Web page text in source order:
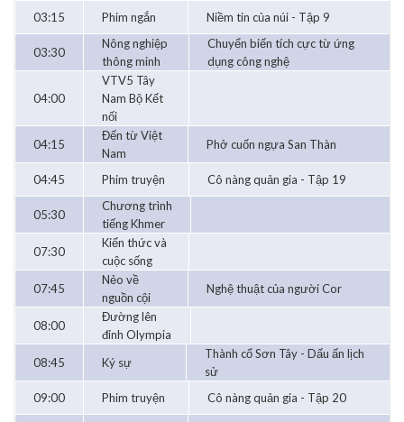
03:15
Phim ngắn Niềm tin của núi - Tập 9
03:30
Nông nghiệp
thông minh
Chuyển biến tích cực từ ứng
dụng công nghệ
04:00
VTV5 Tây
Nam Bộ Kết
nối
04:15
Đến từ Việt
Nam
Phở cuốn ngựa San Thàn
04:45 Phim truyện Cô nàng quản gia - Tập 19
05:30
Chương trình
tiếng Khmer
07:30
Kiến thức và
cuộc sống
07:45
Nẻo về
nguồn cội
Nghệ thuật của người Cor
08:00
Đường lên
đỉnh Olympia
08:45
Ký sự
Thành cổ Sơn Tây - Dấu ấn lịch
sử
09:00
Phim truyện Cô nàng quản gia - Tập 20